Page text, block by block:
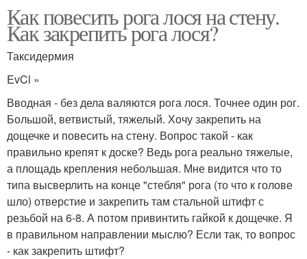
Как повесить рога лося на стену.
Как закрепить рога лося?
Таксидермия
EvCl »
Вводная - без дела валяются рога лося. Точнее один рог.
Большой, ветвистый, тяжелый. Хочу закрепить на
дощечке и повесить на стену. Вопрос такой - как
правильно крепят к доске? Ведь рога реально тяжелые,
а площадь крепления небольшая. Мне видится что то
типа высверлить на конце "стебля" рога (то что к голове
шло) отверстие и закрепить там стальной штифт с
резьбой на 6-8. А потом привинтить гайкой к дощечке. Я
в правильном направлении мыслю? Если так, то вопрос
- как закрепить штифт?